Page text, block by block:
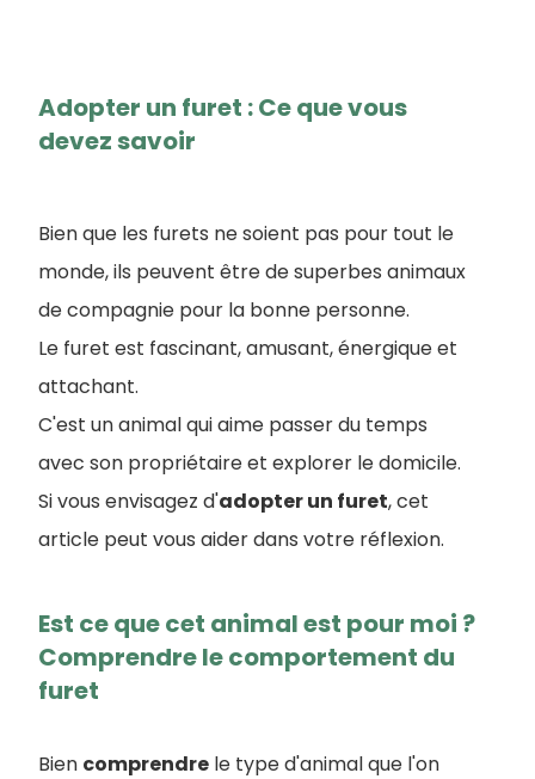
Adopter un furet : Ce que vous
devez savoir
Bien que les furets ne soient pas pour tout le
monde, ils peuvent être de superbes animaux
de compagnie pour la bonne personne.
Le furet est fascinant, amusant, énergique et
attachant.
C'est un animal qui aime passer du temps
avec son propriétaire et explorer le domicile.
Si vous envisagez d'adopter un furet, cet
article peut vous aider dans votre réflexion.
Est ce que cet animal est pour moi ?
Comprendre le comportement du
furet
Bien comprendre le type d'animal que l'on